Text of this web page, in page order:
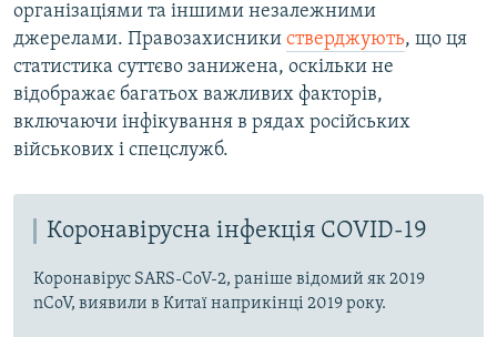
організаціями та іншими незалежними
джерелами. Правозахисники стверджують, що ця
статистика суттєво занижена, оскільки не
відображає багатьох важливих факторів,
включаючи інфікування в рядах російських
військових і спецслужб.
Коронавірусна інфекція COVID-19
Коронавірус SARS-CoV-2, раніше відомий як 2019
nCoV, виявили в Китаї наприкінці 2019 року.